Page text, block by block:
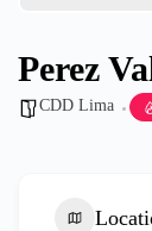
Perez
CDD Lima